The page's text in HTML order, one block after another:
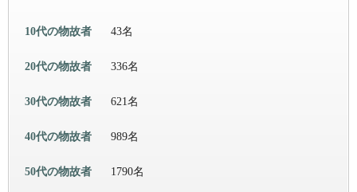
10代の物故者 43名
20代の物故者 336名
30代の物故者 621名
40代の物故者 989名
50代の物故者 1790名